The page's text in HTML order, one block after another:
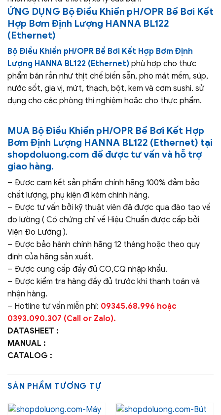
ỨNG DỤNG Bộ Điều Khiển pH/OPR Bể Bơi Kết
Hợp Bơm Định Lượng HANNA BL122
(Ethernet)
Bộ Điều Khiển pH/OPR Bể Bơi Kết Hợp Bơm Định
Lượng HANNA BL122 (Ethernet) phù hợp cho thực
phẩm bán rắn như thịt chế biến sẵn, pho mát mềm, súp,
nước sốt, gia vị, mứt, thạch, bột, kem và cơm sushi. sử
dụng cho các phòng thí nghiệm hoặc cho thực phẩm.
MUA Bộ Điều Khiển pH/OPR Bể Bơi Kết Hợp
Bơm Định Lượng HANNA BL122 (Ethernet) tại
shopdoluong.com để được tư vấn và hỗ trợ
giao hàng.
– Được cam kết sản phẩm chính hãng 100% đảm bảo
chất lượng, phụ kiện đi kèm chính hãng.
– Được tư vấn bởi kỹ thuật viên đã được qua đào tạo về
đo lường ( Có chứng chỉ về Hiệu Chuẩn được cấp bởi
Viện Đo Lường ).
– Được bảo hành chính hãng 12 tháng hoặc theo quy
định của hãng sản xuất.
– Được cung cấp đầy đủ CO,CQ nhập khẩu.
– Được kiểm tra hàng đầy đủ trước khi thanh toán và
nhận hàng.
– Hotline tư vấn miễn phí: 09345.68.996 hoặc
0393.090.307 (Call or Zalo).
DATASHEET :
MANUAL :
CATALOG :
SẢN PHẨM TƯƠNG TỰ